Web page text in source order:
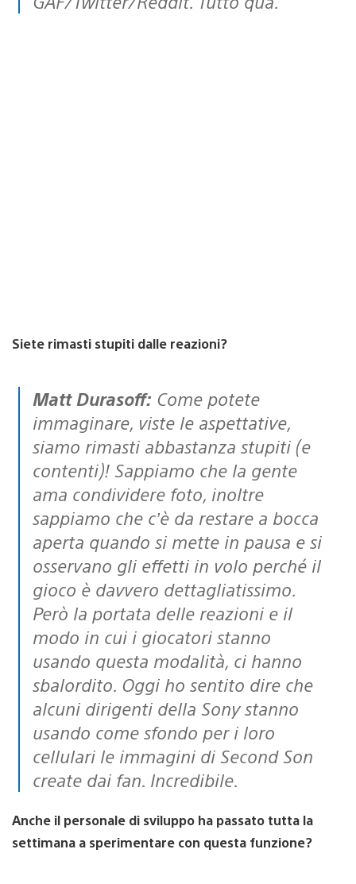
Siete rimasti stupiti dalle reazioni?
Matt Durasoff: Come potete
immaginare, viste le aspettative,
siamo rimasti abbastanza stupiti (e
contenti)! Sappiamo che la gente
ama condividere foto, inoltre
sappiamo che c’è da restare a bocca
aperta quando si mette in pausa e si
osservano gli effetti in volo perché il
gioco è davvero dettagliatissimo.
Però la portata delle reazioni e il
modo in cui i giocatori stanno
usando questa modalità, ci hanno
sbalordito. Oggi ho sentito dire che
alcuni dirigenti della Sony stanno
usando come sfondo per i loro
cellulari le immagini di Second Son
create dai fan. Incredibile.
Anche il personale di sviluppo ha passato tutta la
settimana a sperimentare con questa funzione?